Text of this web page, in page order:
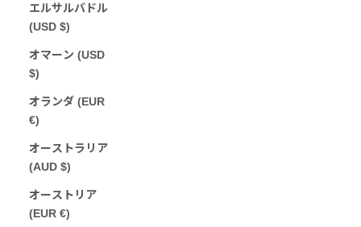
エルサルバドル
(USD $)
オマーン (USD
$)
オランダ (EUR
€)
オーストラリア
(AUD $)
オーストリア
(EUR €)